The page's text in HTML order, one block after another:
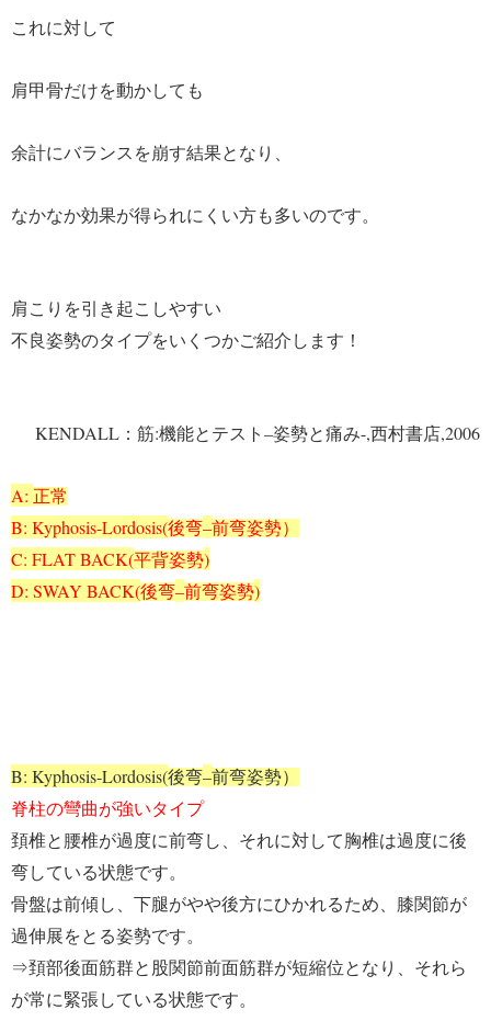
これに対して
肩甲骨だけを動かしても
余計にバランスを崩す結果となり、
なかなか効果が得られにくい方も多いのです。
肩こりを引き起こしやすい
不良姿勢のタイプをいくつかご紹介します！
KENDALL ：筋:機能とテスト –姿勢と痛み-,西村書店,2006
A: 正常
B: Kyphosis-Lordosis(後弯–前弯姿勢）
C: FLAT BACK(平背姿勢)
D: SWAY BACK(後弯–前弯姿勢)
B: Kyphosis-Lordosis(後弯–前弯姿勢）
脊柱の彎曲が強いタイプ
頚椎と腰椎が過度に前弯し、それに対して胸椎は過度に後
弯している状態です。
骨盤は前傾し、下腿がやや後方にひかれるため、膝関節が
過伸展をとる姿勢です。
⇒頚部後面筋群と股関節前面筋群が短縮位となり、それら
が常に緊張している状態です。